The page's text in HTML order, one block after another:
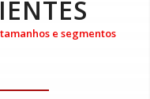
e segmentos